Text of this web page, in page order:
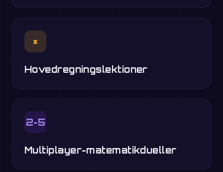
×
Hovedregningslektioner
2-5
Multiplayer-matematikdueller